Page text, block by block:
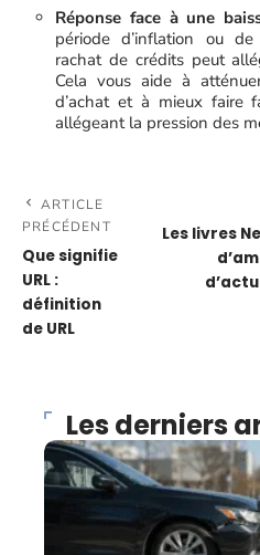
Réponse face à une
période d’inflation ou
rachat de crédits peut
Cela vous aide à
d’achat et à mieux faire
allégeant la pression des
ARTICLE
PRÉCÉDENT
Que signifie
URL :
définition
de URL
Les livres
Les derniers